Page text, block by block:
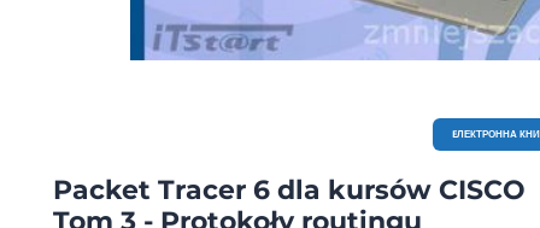
EЛЕКТРОННА
Packet Tracer 6 dla kursów CISCO
Tom 3 - Protokoły routingu